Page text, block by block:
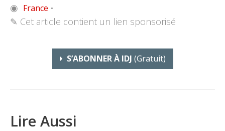
◉ France •
✎ Cet article contient un lien sponsorisé
S’ABONNER À IDJ (gratuit)
Lire Aussi